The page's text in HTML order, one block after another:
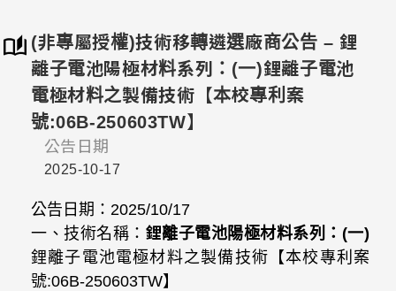
(非專屬授權)技術移轉遴選廠商公告 – 鋰
離子電池陽極材料系列：(一)鋰離子電池
電極材料之製備技術【本校專利案
號:06B-250603TW】
公告日期
2025-10-17
公告日期：2025/10/17
一、技術名稱： 鋰離子電池陽極材料系列 ：(一)
鋰離子電池電極材料之製備技術【本校專利案
號:06B-250603TW】